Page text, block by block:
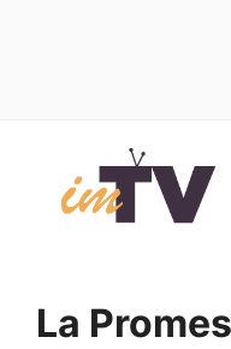
contenuto
La